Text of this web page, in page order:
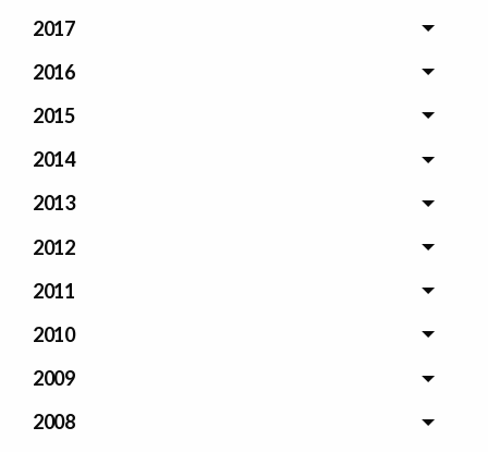
2017
2016
2015
2014
2013
2012
2011
2010
2009
2008